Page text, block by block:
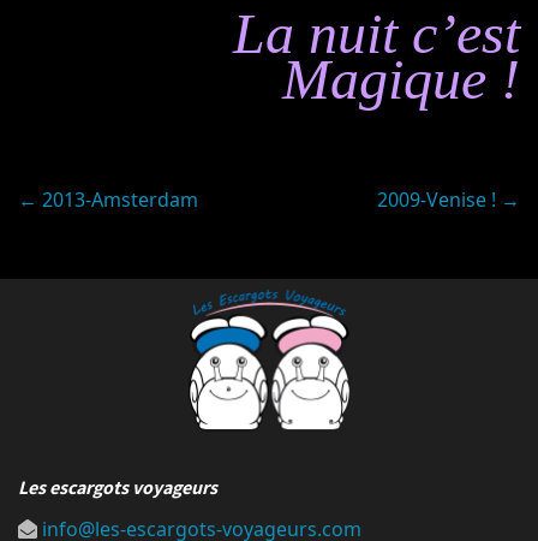
La nuit c’est
Magique !
Post
← 2013-Amsterdam 2009-Venise ! →
Les escargots voyageurs
info@les-escargots-voyageurs.com